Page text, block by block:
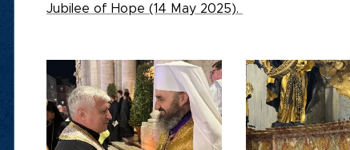
Jubilee of Hope (14 May 2025).